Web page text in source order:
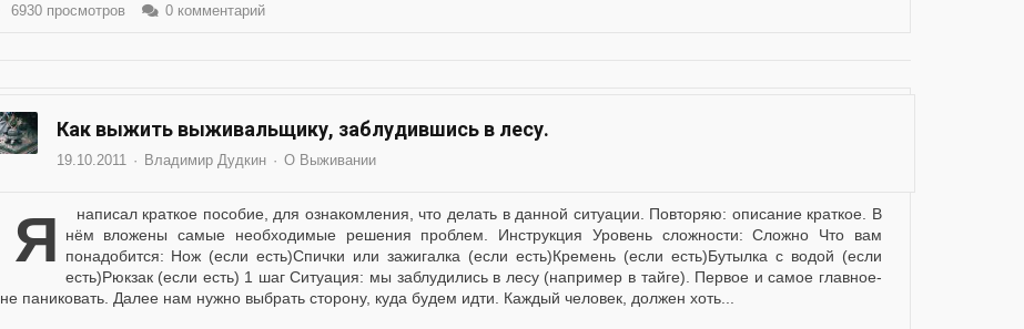
6930 просмотров 0 комментарий
Как выжить выживальщику, заблудившись в лесу.
19.10.2011 Владимир Дудкин О Выживании
Я написал краткое пособие, для ознакомления, что делать в данной ситуации. Повторяю: описание краткое. В
нём вложены самые необходимые решения проблем. Инструкция Уровень сложности: Сложно Что вам
понадобится: Нож (если есть)Спички или зажигалка (если есть)Кремень (если есть)Бутылка с водой (если
есть)Рюкзак (если есть) 1 шаг Ситуация: мы заблудились в лесу (например в тайге). Первое и самое главное-
не паниковать. Далее нам нужно выбрать сторону, куда будем идти. Каждый человек, должен хоть...